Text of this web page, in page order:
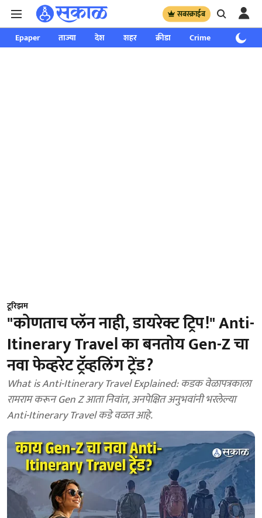
सबस्क्राईब
Epaper ताज्या देश शहर क्रीडा Crime साप्ताहिक
टूरिझम
"कोणताच प्लॅन नाही, डायरेक्ट ट्रिप!" Anti-
Itinerary Travel का बनतोय Gen-Z चा
नवा फेव्हरेट ट्रॅव्हलिंग ट्रेंड?
What is Anti-Itinerary Travel Explained: कडक वेळापत्रकाला
रामराम करून Gen Z आता निवांत, अनपेक्षित अनुभवांनी भरलेल्या
Anti-Itinerary Travel कडे वळत आहे.